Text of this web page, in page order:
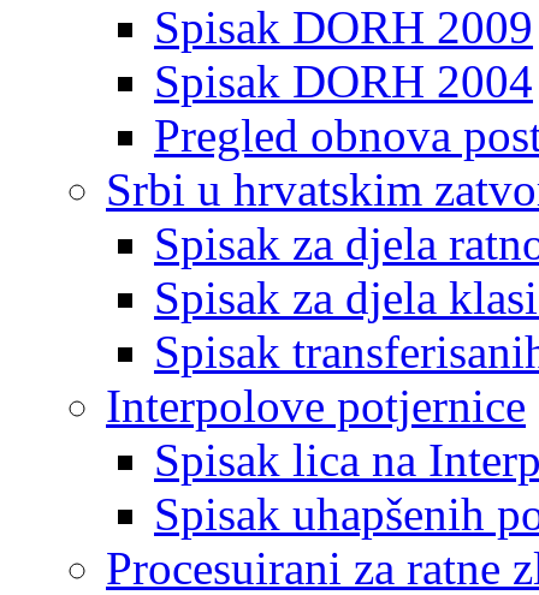
Spisak DORH 2009
Spisak DORH 2004
Pregled obnova
Srbi u hrvatskim
Spisak za djela
Spisak za djela
Spisak
Interpolove potjernice
Spisak lica na
Spisak uhapšenih
Procesuirani za ratne